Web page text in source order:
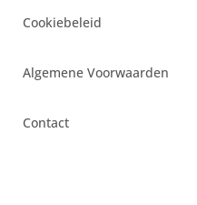
Cookiebeleid
Algemene Voorwaarden
Contact